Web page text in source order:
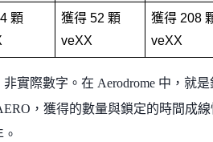
顆
獲得 52 顆
veXX
獲得 208
veXX
實際數字。在 Aerodrome 中，就是
，獲得的數量與鎖定的時間成線